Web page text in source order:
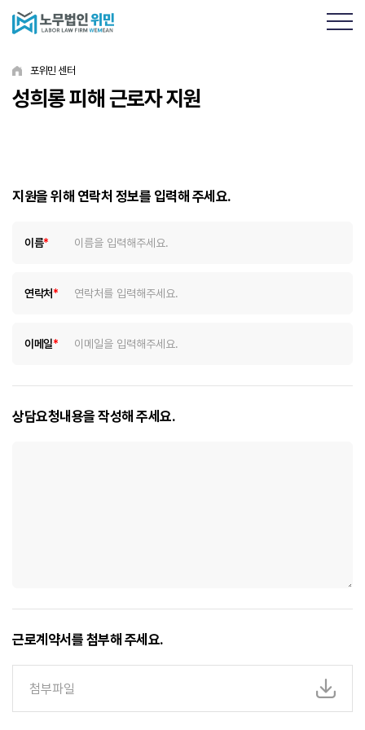
포위민 센터
성희롱 피해 근로자 지원
지원을 위해 연락처 정보를 입력해 주세요.
이름*
연락처*
이메일*
상담요청내용을 작성해 주세요.
근로계약서를 첨부해 주세요.